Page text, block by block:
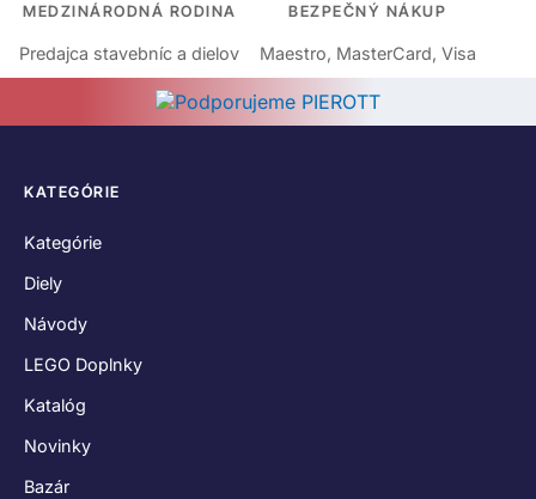
MEDZINÁRODNÁ RODINA
Predajca stavebníc a dielov
BEZPEČNÝ NÁKUP
Maestro, MasterCard, Visa
KATEGÓRIE
Kategórie
Diely
Návody
LEGO Doplnky
Katalóg
Novinky
Bazár